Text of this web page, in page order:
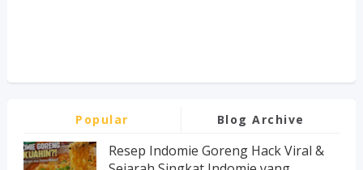
Popular Blog Archive
Resep Indomie Goreng Hack Viral &